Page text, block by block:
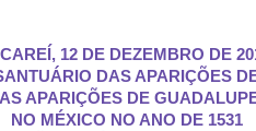
12 DE DEZEMBRO DE
DAS APARIÇÕES
APARIÇÕES DE
NO MÉXICO NO ANO DE 1531